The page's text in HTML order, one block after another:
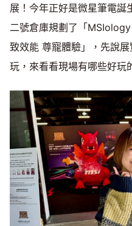
展！今年正好是微星筆電
二號倉庫規劃了「
致效能 尊寵體驗」，先說
玩，來看看現場有哪些好玩